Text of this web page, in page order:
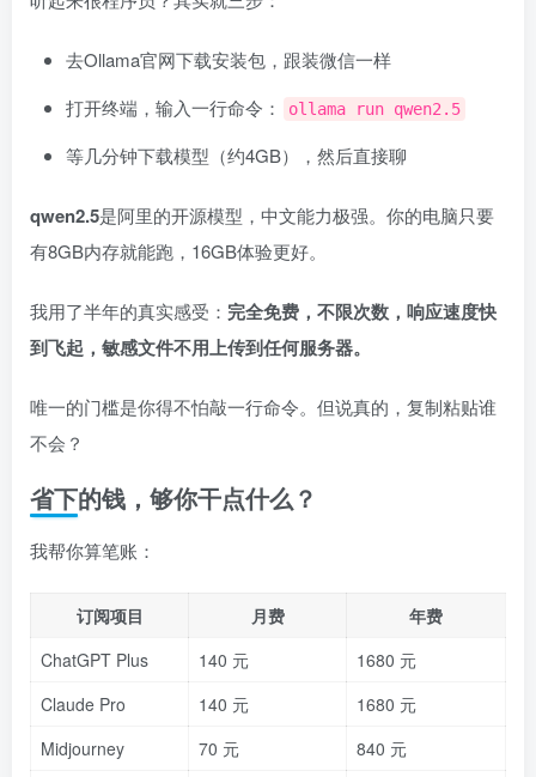
去Ollama官网下载安装包，跟装微信一样
打开终端，输入一行命令：
ollama run qwen2.5
等几分钟下载模型（约4GB），然后直接聊
qwen2.5是阿里的开源模型，中文能力极强。你的电脑只要
有8GB内存就能跑，16GB体验更好。
我用了半年的真实感受： 完全免费，不限次数，响应速度快
到飞起，敏感文件不用上传到任何服务器。
唯一的门槛是你得不怕敲一行命令。但说真的，复制粘贴谁
不会？
省下的钱，够你干点什么？
我帮你算笔账：
订阅项目 月费
年费
ChatGPT Plus
140 元
1680 元
Claude Pro
140 元
1680 元
Midjourney
70 元
840 元